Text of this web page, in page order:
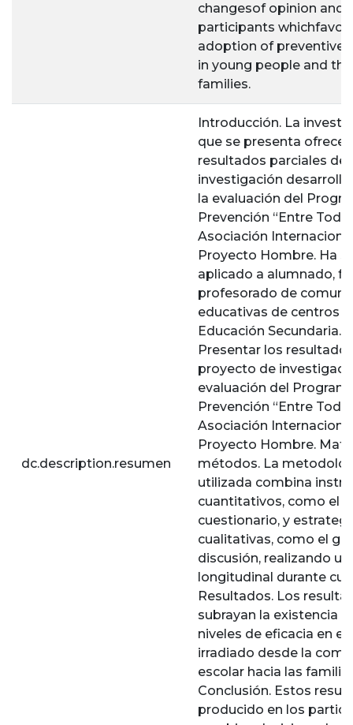
changesof opinion and
participants
adoption of preventive
in young people and
families.
dc.description.resumen
Introducción. La
que se presenta ofrece
resultados parciales de
investigación
la evaluación del
Prevención “Entre
Asociación
Proyecto Hombre. Ha
aplicado a alumnado,
profesorado de
educativas de centros
Educación Secundaria.
Presentar los
proyecto de
evaluación del
Prevención “Entre
Asociación
Proyecto Hombre.
métodos. La
utilizada combina
cuantitativos, como el
cuestionario, y
cualitativas, como el
discusión, realizando
longitudinal durante
Resultados. Los
subrayan la existencia
niveles de eficacia en el
irradiado desde la
escolar hacia las
Conclusión. Estos
producido en los